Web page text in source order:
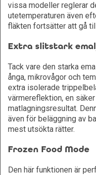
vissa modeller reglerar
utetemperaturen även
fläkten fortsätter att gå
Extra slitstark
Tack vare den starka
ånga, mikrovågor och
extra isolerade
värmereflektion, en
matlagningsresultat.
även för beläggning av
mest utsökta rätter.
Frozen Food Mode
Den här funktionen är